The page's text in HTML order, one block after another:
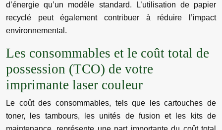
d’énergie qu’un modèle standard. L’utilisation de papier
recyclé peut également contribuer à réduire l’impact
environnemental.
Les consommables et le coût total de
possession (TCO) de votre
imprimante laser couleur
Le coût des consommables, tels que les cartouches de
toner, les tambours, les unités de fusion et les kits de